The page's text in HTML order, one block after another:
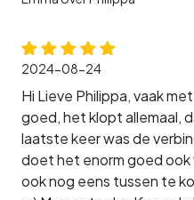
2024-08-24
Hi Lieve Philippa, vaak
goed, het klopt allemaal,
laatste keer was de
doet het enorm goed ook
ook nog eens tussen te